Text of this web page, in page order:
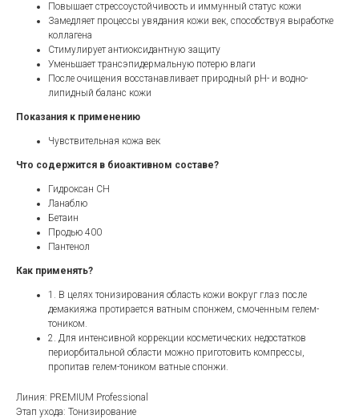
Повышает стрессоустойчивость и иммунный статус кожи
Замедляет процессы увядания кожи век, способствуя выработке
коллагена
Стимулирует антиоксидантную защиту
Уменьшает трансэпидермальную потерю влаги
После очищения восстанавливает природный pH- и водно-
липидный баланс кожи
Показания к применению
Чувствительная кожа век
Что содержится в биоактивном составе?
Гидроксан CH
Ланаблю
Бетаин
Продью 400
Пантенол
Как применять?
1. В целях тонизирования область кожи вокруг глаз после
демакияжа протирается ватным спонжем, смоченным гелем-
тоником.
2. Для интенсивной коррекции косметических недостатков
периорбитальной области можно приготовить компрессы,
пропитав гелем-тоником ватные спонжи.
Линия: PREMIUM Professional
Этап ухода: Тонизирование